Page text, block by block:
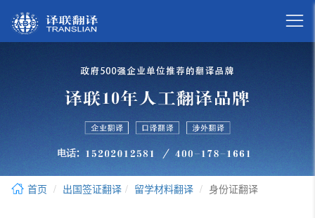

首页 出国签证翻译 留学材料翻译 身份证翻译